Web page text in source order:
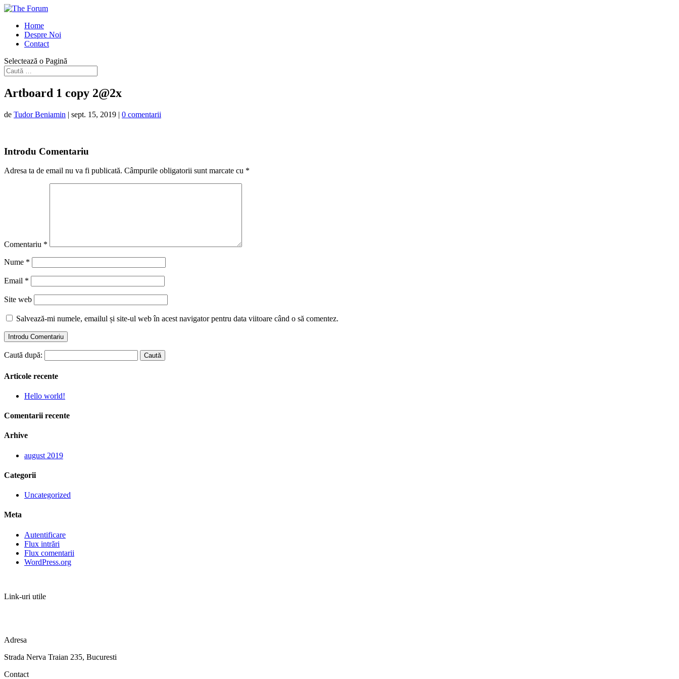
Home
Despre Noi
Contact
Selectează o Pagină
Artboard 1 copy 2@2x
de Tudor Beniamin | sept. 15, 2019 | 0 comentarii
Introdu Comentariu
Adresa ta de email nu va fi publicată. Câmpurile obligatorii sunt marcate cu *
Comentariu *
Nume *
Email *
Site web
Salvează-mi numele, emailul și site-ul web în acest navigator pentru data viitoare când o să comentez.
Caută după:
Articole recente
Hello world!
Comentarii recente
Arhive
august 2019
Categorii
Uncategorized
Meta
Autentificare
Flux intrări
Flux comentarii
WordPress.org
Link-uri utile
Adresa
Strada Nerva Traian 235, Bucuresti
Contact